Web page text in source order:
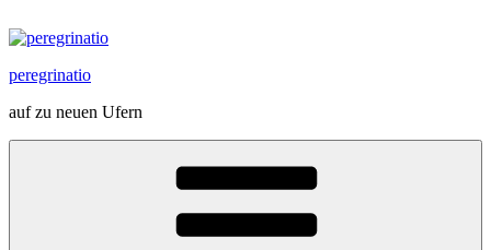
Inhalt
peregrinatio
auf zu neuen Ufern